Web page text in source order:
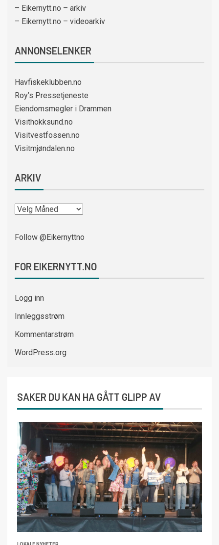
– Eikernytt.no – arkiv
– Eikernytt.no – videoarkiv
ANNONSELENKER
Havfiskeklubben.no
Roy’s Pressetjeneste
Eiendomsmegler i Drammen
Visithokksund.no
Visitvestfossen.no
Visitmjøndalen.no
ARKIV
Follow @Eikernyttno
FOR EIKERNYTT.NO
Logg inn
Innleggsstrøm
Kommentarstrøm
WordPress.org
SAKER DU KAN HA GÅTT GLIPP AV